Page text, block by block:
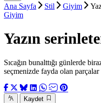
Ana Sayfa Stil Giyim
Giyim
Yazın
Sıcağın bunalttığı günlerde
seçmenizde fayda olan parçalar
Kaydet